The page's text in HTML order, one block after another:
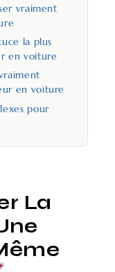
vraiment
la plus
en voiture
en voiture
pour
La